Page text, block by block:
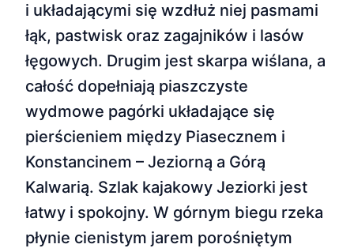
i układającymi się wzdłuż niej pasmami
łąk, pastwisk oraz zagajników i lasów
łęgowych. Drugim jest skarpa wiślana, a
całość dopełniają piaszczyste
wydmowe pagórki układające się
pierścieniem między Piasecznem i
Konstancinem – Jeziorną a Górą
Kalwarią. Szlak kajakowy Jeziorki jest
łatwy i spokojny. W górnym biegu rzeka
płynie cienistym jarem porośniętym